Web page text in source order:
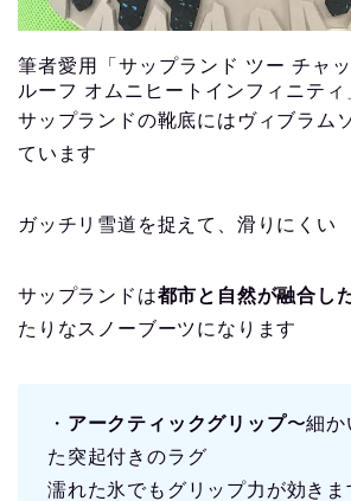
筆者愛用「サップランド ツー チャ
ルーフ オムニヒートインフィニティ
サップランドの靴底にはヴィブラム
ています
ガッチリ雪道を捉えて、滑りにくい
サップランドは都市と自然が融合し
たりなスノーブーツになります
・ アークティックグリップ〜細か
た突起付きのラグ
濡れた氷でもグリップ力が効きま